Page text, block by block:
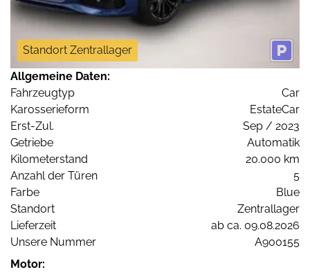
Standort Zentrallager
Allgemeine Daten:
Fahrzeugtyp
Car
Karosserieform
EstateCar
Erst-Zul.
Sep / 2023
Getriebe
Automatik
Kilometerstand
20.000 km
Anzahl der Türen
5
Farbe
Blue
Standort
Zentrallager
Lieferzeit
ab ca. 09.08.2026
Unsere Nummer
A900155
Motor: